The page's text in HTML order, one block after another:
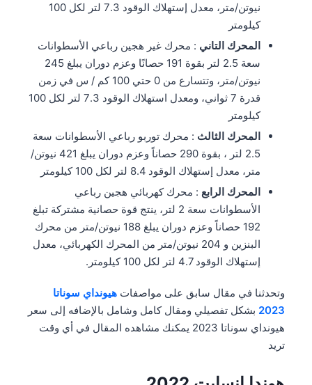
نيوتن/متر، معدل إستهلاك الوقود 7.3 لتر لكل 100
كيلومتر
المحرك التاني : محرك غير هجين رباعي الأسطوانات
سعة 2.5 لتر بقوة 191 حصانًا وعزم دوران يبلغ 245
نيوتن/متر، وتتسارع من 0 حتي 100 كم / س في زمن
قدرة 7 ثواني، ومعدل استهلاك الوقود 7.3 لتر لكل 100
كيلومتر
المحرك الثالث : محرك توربو رباعي الأسطوانات سعة
2.5 لتر ، بقوة 290 حصاناً وعزم دوران يبلغ 421 نيوتن/
متر، معدل إستهلاك الوقود 8.4 لتر لكل 100 كيلومتر
المحرك الرابع : محرك كهربائي هجين رباعي
الأسطوانات سعة 2 لتر، ينتج قوة حصانية مشتركة تبلغ
192 حصاناً وعزم دوران يبلغ 188 نيوتن/متر من محرك
البنزين و 204 نيوتن/متر من المحرك الكهربائي، معدل
إستهلاك الوقود 4.7 لتر لكل 100 كيلومتر.
وتحدثنا في مقال سابق على مواصفات هيونداي سوناتا
2023 بشكل تفصيلي ومقال كامل وشامل بالإضافه إلى سعر
هيونداي سوناتا 2023 يمكنك مشاهده المقال في أي وقت
تريد